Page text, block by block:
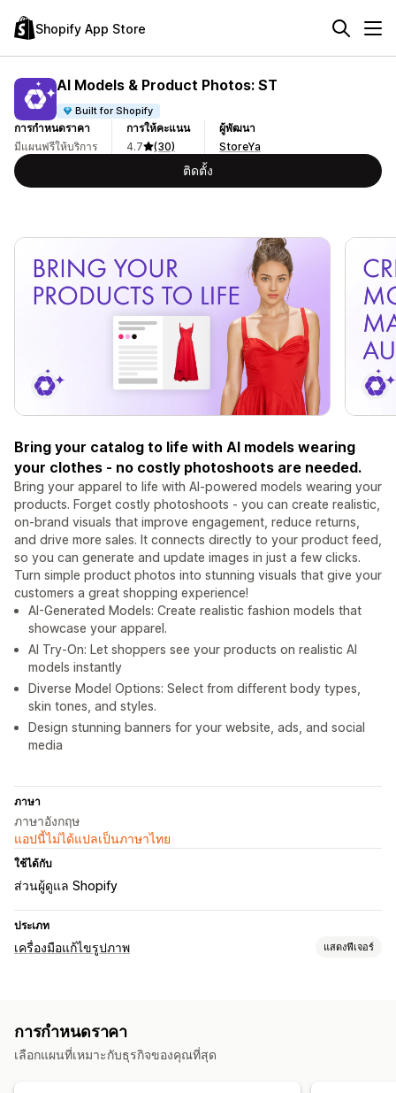
Shopify App Store
AI Models & Product Photos: ST
Built for Shopify
การกำหนดราคา
มีแผนฟรีให้บริการ
การให้คะแนน
4.7
(30)
ผู้พัฒนา
StoreYa
ติดตั้ง
Bring your catalog to life with AI models wearing
your clothes - no costly photoshoots are needed.
Bring your apparel to life with AI-powered models wearing your
products. Forget costly photoshoots - you can create realistic,
on-brand visuals that improve engagement, reduce returns,
and drive more sales. It connects directly to your product feed,
so you can generate and update images in just a few clicks.
Turn simple product photos into stunning visuals that give your
customers a great shopping experience!
AI-Generated Models: Create realistic fashion models that
showcase your apparel.
AI Try-On: Let shoppers see your products on realistic AI
models instantly
Diverse Model Options: Select from different body types,
skin tones, and styles.
Design stunning banners for your website, ads, and social
media
ภาษา
ภาษาอังกฤษ
แอปนี้ไม่ได้แปลเป็นภาษาไทย
ใช้ได้กับ
ส่วนผู้ดูแล Shopify
ประเภท
เครื่องมือแก้ไขรูปภาพ แสดงฟีเจอร์
การเติมแบบ Generative
การกำหนดราคา
เลือกแผนที่เหมาะกับธุรกิจของคุณที่สุด